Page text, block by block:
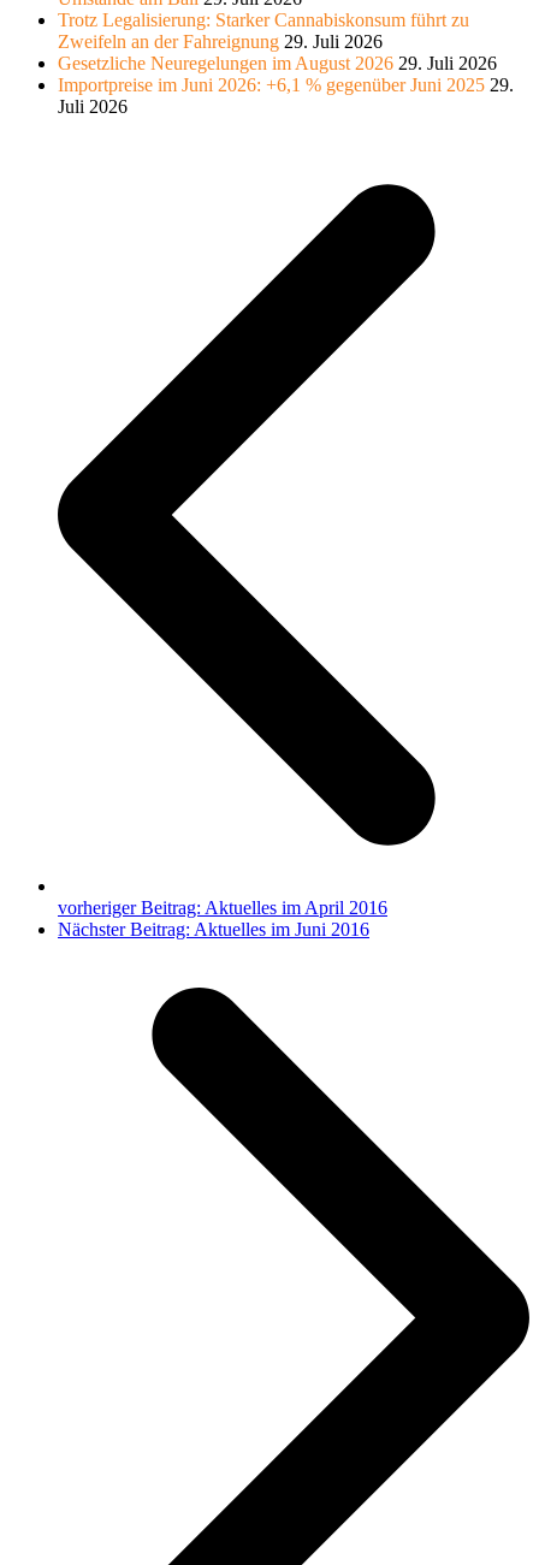
Trotz Legalisierung: Starker Cannabiskonsum führt zu
Zweifeln an der Fahreignung 29. Juli 2026
Gesetzliche Neuregelungen im August 2026 29. Juli 2026
Importpreise im Juni 2026: +6,1 % gegenüber Juni 2025 29.
Juli 2026
vorheriger Beitrag: Aktuelles im April 2016
Nächster Beitrag: Aktuelles im Juni 2016